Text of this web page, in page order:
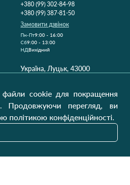
+380 (99) 302-84-98
+380 (99) 387-81-50
Замовити дзвінок
Пн-Пт9:00 - 16:00
Cб9:00 - 13:00
НДВихідний
Україна, Луцьк, 43000
cookie для покращення
Продовжуючи перегляд, ви
політикою конфіденційності.